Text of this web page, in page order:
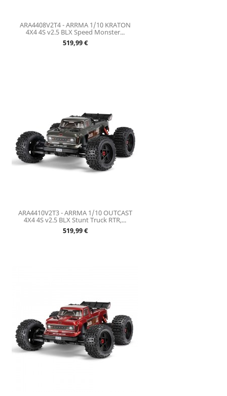
ARA4408V2T4 - ARRMA 1/10 KRATON
4X4 4S v2.5 BLX Speed Monster...
Prix
519,99 €
ARA4410V2T3 - ARRMA 1/10 OUTCAST
4X4 4S v2.5 BLX Stunt Truck RTR,...
Prix
519,99 €